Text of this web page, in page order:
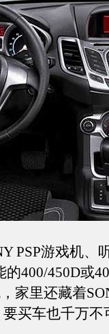
游戏机、
的400/450D或
家里还藏着
买车也千万不